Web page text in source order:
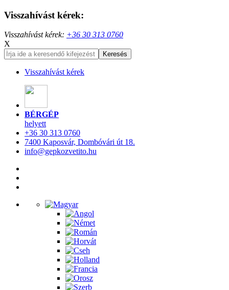
Visszahívást kérek:
Visszahívást kérek: +36 30 313 0760
X
Visszahívást kérek
BÉRGÉP
helyett
+36 30 313 0760
7400 Kaposvár, Dombóvári út 18.
info@gepkozvetito.hu